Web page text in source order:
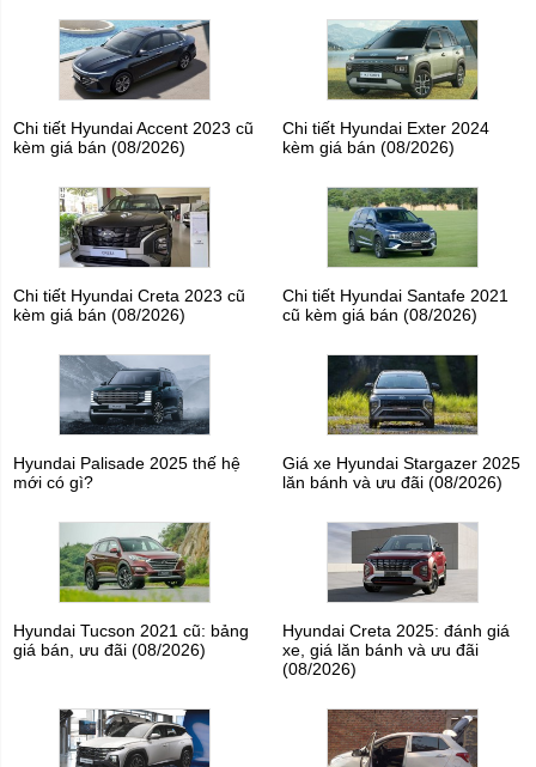
Chi tiết Hyundai Accent 2023 cũ
kèm giá bán (08/2026)
Chi tiết Hyundai Exter 2024
kèm giá bán (08/2026)
Chi tiết Hyundai Creta 2023 cũ
kèm giá bán (08/2026)
Chi tiết Hyundai Santafe 2021
cũ kèm giá bán (08/2026)
Hyundai Palisade 2025 thế hệ
mới có gì?
Giá xe Hyundai Stargazer 2025
lăn bánh và ưu đãi (08/2026)
Hyundai Tucson 2021 cũ: bảng
giá bán, ưu đãi (08/2026)
Hyundai Creta 2025: đánh giá
xe, giá lăn bánh và ưu đãi
(08/2026)